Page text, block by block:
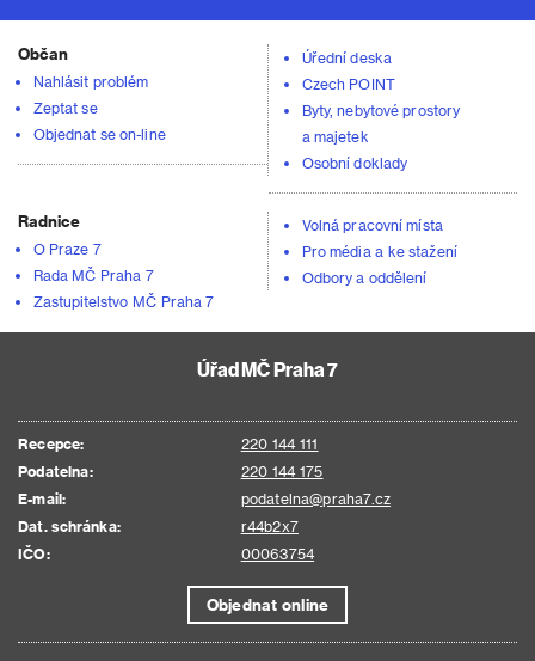
Občan
Nahlásit problém
Zeptat se
Objednat se on-line
Úřední deska
Czech POINT
Byty, nebytové prostory
a majetek
Osobní doklady
Radnice
O Praze 7
Rada MČ Praha 7
Zastupitelstvo MČ Praha 7
Volná pracovní místa
Pro média a ke stažení
Odbory a oddělení
Úřad MČ Praha 7
Recepce:
220 144 111
Podatelna:
220 144 175
E-mail:
podatelna@praha7.cz
Dat. schránka:
r44b2x7
IČO:
00063754
Objednat online